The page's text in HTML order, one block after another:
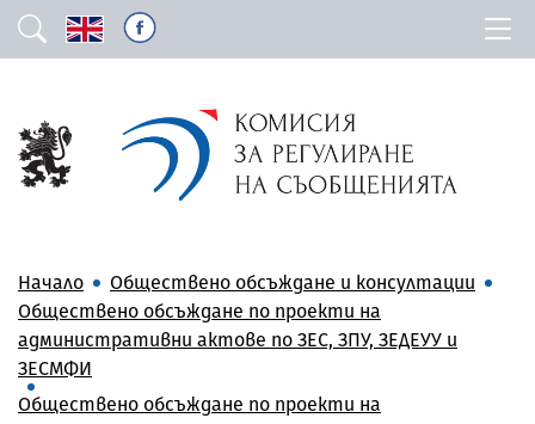
Начало
Обществено обсъждане и консултации
Обществено обсъждане по проекти на
административни актове по ЗЕС, ЗПУ, ЗЕДЕУУ и
ЗЕСМФИ
Обществено обсъждане по проекти на